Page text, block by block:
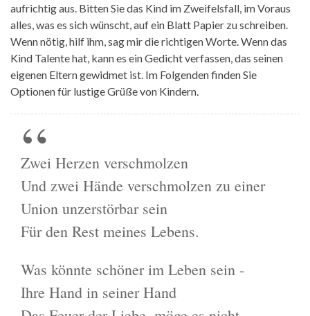
aufrichtig aus. Bitten Sie das Kind im Zweifelsfall, im Voraus
alles, was es sich wünscht, auf ein Blatt Papier zu schreiben.
Wenn nötig, hilf ihm, sag mir die richtigen Worte. Wenn das
Kind Talente hat, kann es ein Gedicht verfassen, das seinen
eigenen Eltern gewidmet ist. Im Folgenden finden Sie
Optionen für lustige Grüße von Kindern.
Zwei Herzen verschmolzen
Und zwei Hände verschmolzen zu einer
Union unzerstörbar sein
Für den Rest meines Lebens.
Was könnte schöner im Leben sein -
Ihre Hand in seiner Hand